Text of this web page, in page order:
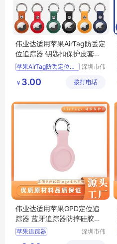
伟业达适用苹果AirTag防丢定
位追踪器 钥匙扣保护皮套单
双孔长款
苹果AirTag防丢定位追踪器
追踪神器硅胶保护套
保护套亚马逊跨境批发
深圳市伟
有限公司
￥ 3.00 拨打电话
伟业达适用苹果GPD定位追
踪器 蓝牙追踪器防摔硅胶保
护套
苹果追踪器
深圳市伟